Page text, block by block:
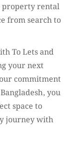
property rental
from search to
To Lets and
your next
commitment
you
space to
journey with